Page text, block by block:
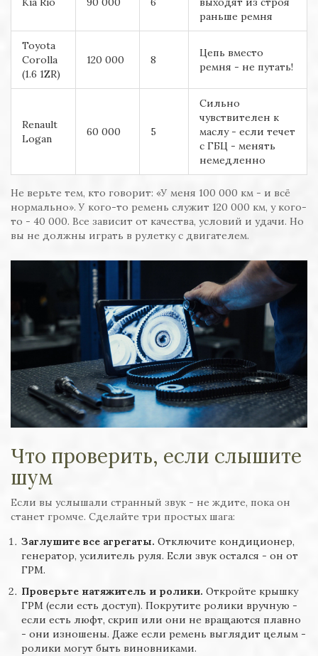
раньше ремня
Toyota
Corolla
(1.6 1ZR)
120 000 8
Цепь вместо
ремня - не путать!
Renault
Logan
60 000 5
Сильно
чувствителен к
маслу - если течет
с ГБЦ - менять
немедленно
Не верьте тем, кто говорит: «У меня 100 000 км - и всё
нормально». У кого-то ремень служит 120 000 км, у кого-
то - 40 000. Все зависит от качества, условий и удачи. Но
вы не должны играть в рулетку с двигателем.
Что проверить, если слышите
шум
Если вы услышали странный звук - не ждите, пока он
станет громче. Сделайте три простых шага:
Заглушите все агрегаты. Отключите кондиционер,
генератор, усилитель руля. Если звук остался - он от
ГРМ.
Проверьте натяжитель и ролики. Откройте крышку
ГРМ (если есть доступ). Покрутите ролики вручную -
если есть люфт, скрип или они не вращаются плавно
- они изношены. Даже если ремень выглядит целым -
ролики могут быть виновниками.